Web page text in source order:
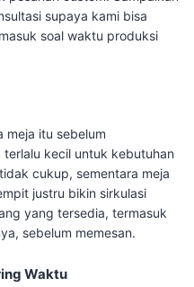
supaya kami bisa
soal waktu produksi
meja itu sebelum
kecil untuk kebutuhan
cukup, sementara meja
justru bikin sirkulasi
yang tersedia, termasuk
sebelum memesan.
Waktu